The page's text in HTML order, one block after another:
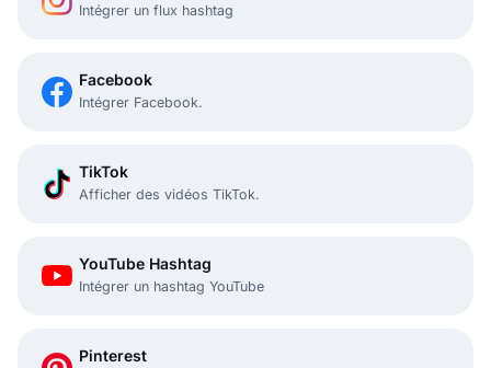
Intégrer un flux hashtag
Facebook
Intégrer Facebook.
TikTok
Afficher des vidéos TikTok.
YouTube Hashtag
Intégrer un hashtag YouTube
Pinterest